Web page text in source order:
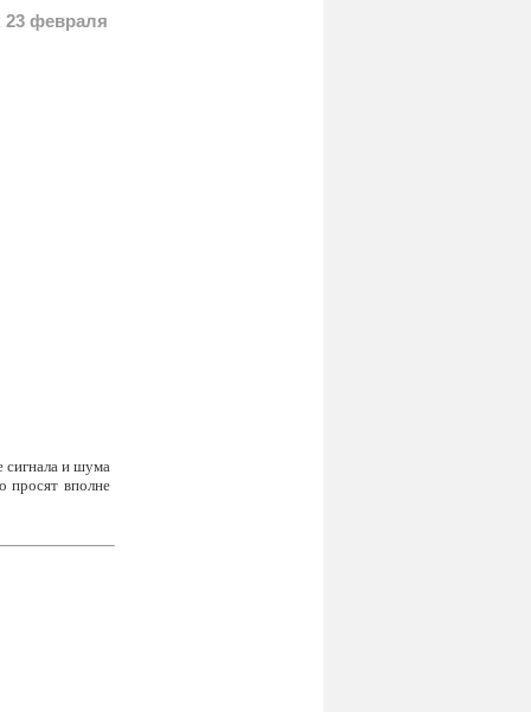
февраля
сигнала и шума
просят вполне